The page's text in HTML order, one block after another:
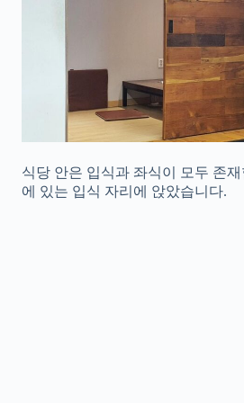
식당 안은 입식과 좌식이 모두 존
에 있는 입식 자리에 앉았습니다.